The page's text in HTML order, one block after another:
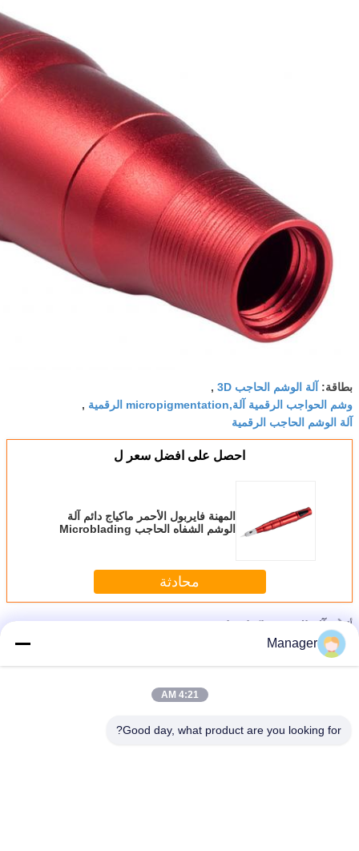
بطاقة: آلة الوشم الحاجب 3D
,
وشم الحواجب الرقمية آلة,micropigmentation الرقمية
,
آلة الوشم الحاجب الرقمية
احصل على افضل سعر ل
المهنة فايربول الأحمر ماكياج دائم آلة
الوشم الشفاه الحاجب Microblading
محادثة
أكثر
Manager
4:21 AM
Good day, what product are you looking for?